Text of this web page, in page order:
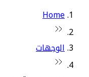
Home
الوجهات